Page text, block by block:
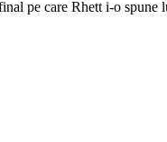
pe care Rhett i-o spune